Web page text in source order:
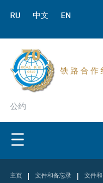
RU 中文 EN
铁 路 合 作
公约
主页 | 文件和备忘录 | 文件